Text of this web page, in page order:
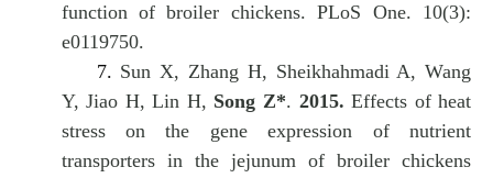
function of broiler chickens. PLoS One. 10(3):
e0119750.
7. Sun X, Zhang H, Sheikhahmadi A, Wang
Y, Jiao H, Lin H, Song Z*. 2015. Effects of heat
stress on the gene expression of nutrient
transporters in the jejunum of broiler chickens